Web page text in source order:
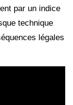
par un indice
technique
légales